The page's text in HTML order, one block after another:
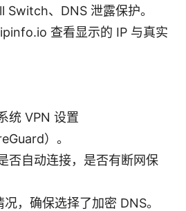
Switch、DNS 泄露保护。
查看显示的 IP 与真实
统 VPN 设置
）。
否自动连接，是否有断网保
，确保选择了加密 DNS。